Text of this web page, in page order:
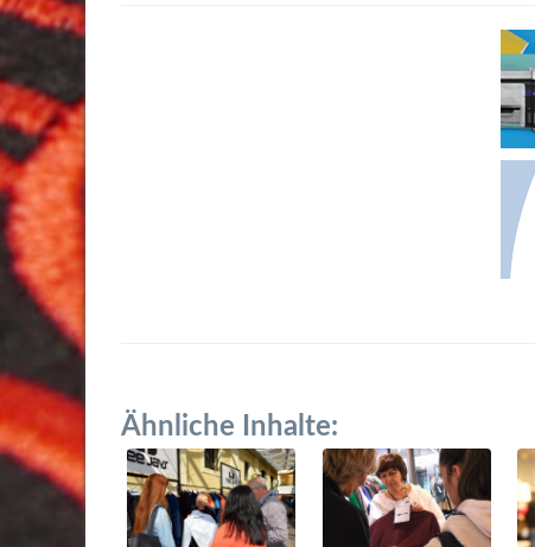
Ähnliche Inhalte: